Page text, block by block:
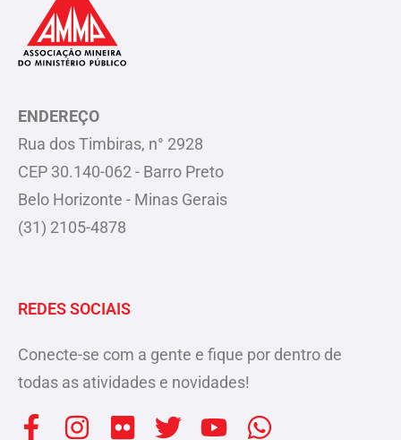
ENDEREÇO
Rua dos Timbiras, n° 2928
CEP 30.140-062 - Barro Preto
Belo Horizonte - Minas Gerais
(31) 2105-4878
REDES SOCIAIS
Conecte-se com a gente e fique por dentro de
todas as atividades e novidades!
F I F T Y W